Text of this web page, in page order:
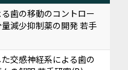
歯の移動のコントロー
減少抑制薬の開発 若手
交感神経系による歯の